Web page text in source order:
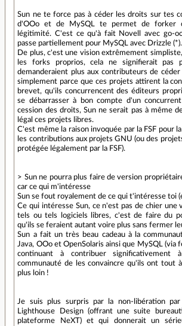
Sun ne te force pas à céder les droits sur tes
d'OOo et de MySQL te permet de forker
légitimité. C'est ce qu'à fait Novell avec go-
passe partiellement pour MySQL avec Drizzle (*).
De plus, c'est une vision extrêmement
les forks proprios, cela ne signifierait pas
demanderaient plus aux contributeurs de
simplement parce que ces projets attirent la
brevet, qu'ils concurrencent des éditeurs
se débarrasser à bon compte d'un
cession des droits, Sun ne serait pas à même
légal ces projets libres.
C'est même la raison invoquée par la FSF pour
les contributions aux projets GNU (ou des
protégée légalement par la FSF).
> Sun ne pourra plus faire de version
car ce qui m'intéresse
Sun se fout royalement de ce qui t'intéresse toi
Ce qui intéresse Sun, ce n'est pas de chier une
tels ou tels logiciels libres, c'est de faire du
qu'ils se feraient autant voire plus sans fermer
Sun a fait un très beau cadeau à la
Java, OOo et OpenSolaris ainsi que MySQL (via
continuant à contribuer
communauté de les convaincre qu'ils ont tout
plus loin !
Je suis plus surpris par la non-libération
Lighthouse Design (offrant une suite
plateforme NeXT) et qui donnerait un